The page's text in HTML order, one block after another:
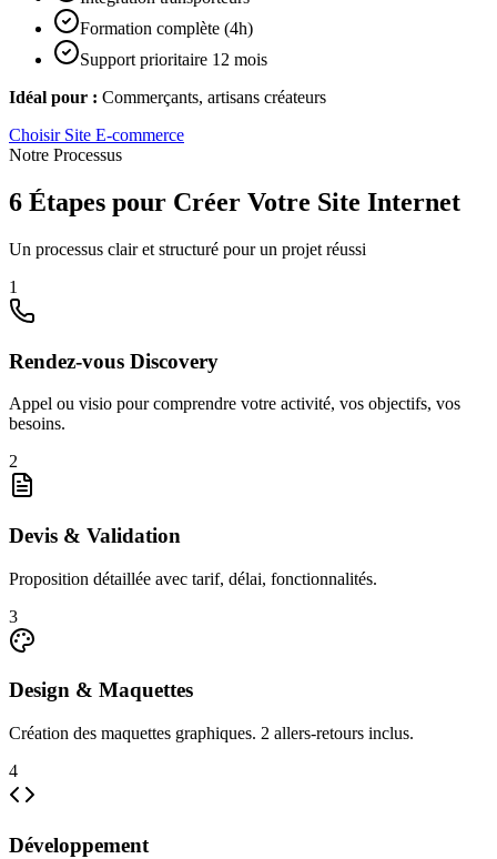
Formation complète (4h)
Support prioritaire 12 mois
Idéal pour : Commerçants, artisans créateurs
Choisir Site E-commerce
Notre Processus
6 Étapes pour Créer Votre Site Internet
Un processus clair et structuré pour un projet réussi
1
Rendez-vous Discovery
Appel ou visio pour comprendre votre activité, vos objectifs, vos
besoins.
2
Devis & Validation
Proposition détaillée avec tarif, délai, fonctionnalités.
3
Design & Maquettes
Création des maquettes graphiques. 2 allers-retours inclus.
4
Développement